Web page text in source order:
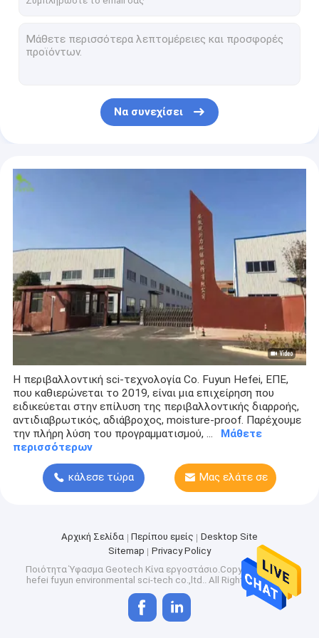
Πολυαιθυλένιο 15mm κύτταρο Geomat ελέγχου διάβρωσης για την κατασκευή σιδηροδρόμων
HDPE η αποξήρανση Geomat για τους δρόμους, κάλυψη χλόης προστατεύει το χαλί ζιζανίων Geotech
το τρισδιάστατο χώμα αναχωμάτων ποταμών Geomat ελέγχου διάβρωσης 420g/Sqm παγιώνει την αποξήρανση
Τοπίο που πρασινίζει 450g/sqm Geomat για Δρόμοςs, χαλί ζιζανίων υφάσματος Geo πολυαιθυλενίου
HDPE ζεστού αέρα μηχανή συγκόλλησης Γεωμεμβράνη 7.5kg για τα προγράμματα δεξαμενών
Να συνεχίσει
Η περιβαλλοντική sci-τεχνολογία Co. Fuyun Hefei, ΕΠΕ,
που καθιερώνεται το 2019, είναι μια επιχείρηση που
ειδικεύεται στην επίλυση της περιβαλλοντικής διαρροής,
αντιδιαβρωτικός, αδιάβροχος, moisture-proof. Παρέχουμε
την πλήρη λύση του προγραμματισμού, ...
Μάθετε
περισσότερων
κάλεσε τώρα Μας ελάτε σε
Αρχική Σελίδα Περίπου εμείς
Desktop Site
Sitemap
Privacy Policy
ΠοιότηταΎφασμα Geotech Κίνα εργοστάσιο.Copyright © 2026
hefei fuyun environmental sci-tech co.,ltd.. All Rights Reserved.